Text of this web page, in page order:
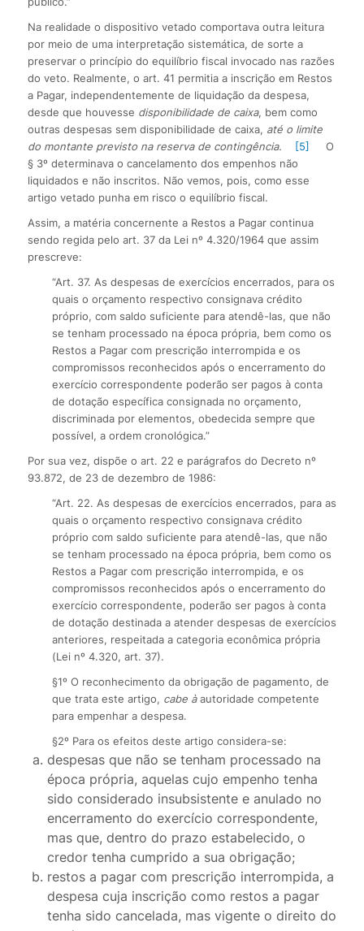
Na realidade o dispositivo vetado comportava outra leitura
por meio de uma interpretação sistemática, de sorte a
preservar o princípio do equilíbrio fiscal invocado nas razões
do veto. Realmente, o art. 41 permitia a inscrição em Restos
a Pagar, independentemente de liquidação da despesa,
desde que houvesse disponibilidade de caixa, bem como
outras despesas sem disponibilidade de caixa, até o limite
do montante previsto na reserva de contingência.
[5]
O
§ 3º determinava o cancelamento dos empenhos não
liquidados e não inscritos. Não vemos, pois, como esse
artigo vetado punha em risco o equilíbrio fiscal.
Assim, a matéria concernente a Restos a Pagar continua
sendo regida pelo art. 37 da Lei nº 4.320/1964 que assim
prescreve:
“Art. 37. As despesas de exercícios encerrados, para os
quais o orçamento respectivo consignava crédito
próprio, com saldo suficiente para atendê-las, que não
se tenham processado na época própria, bem como os
Restos a Pagar com prescrição interrompida e os
compromissos reconhecidos após o encerramento do
exercício correspondente poderão ser pagos à conta
de dotação específica consignada no orçamento,
discriminada por elementos, obedecida sempre que
possível, a ordem cronológica.”
Por sua vez, dispõe o art. 22 e parágrafos do Decreto nº
93.872, de 23 de dezembro de 1986:
“Art. 22. As despesas de exercícios encerrados, para as
quais o orçamento respectivo consignava crédito
próprio com saldo suficiente para atendê-las, que não
se tenham processado na época própria, bem como os
Restos a Pagar com prescrição interrompida, e os
compromissos reconhecidos após o encerramento do
exercício correspondente, poderão ser pagos à conta
de dotação destinada a atender despesas de exercícios
anteriores, respeitada a categoria econômica própria
(Lei nº 4.320, art. 37).
§1º O reconhecimento da obrigação de pagamento, de
que trata este artigo, cabe àautoridade competente
para empenhar a despesa.
§2º Para os efeitos deste artigo considera-se:
despesas que não se tenham processado na
época própria, aquelas cujo empenho tenha
sido considerado insubsistente e anulado no
encerramento do exercício correspondente,
mas que, dentro do prazo estabelecido, o
credor tenha cumprido a sua obrigação;
restos a pagar com prescrição interrompida, a
despesa cuja inscrição como restos a pagar
tenha sido cancelada, mas vigente o direito do